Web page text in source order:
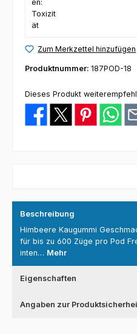
Zum Merkzettel hinzufügen
Produktnummer: 187POD-18
Dieses Produkt
Beschreibung
Himbeere Kaugummi
für bis zu 600 Züge pro Pod
inten… Mehr
Eigenschaften
Angaben zur